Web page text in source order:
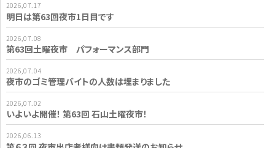
2026,07.17
明日は第63回夜市1日目です
2026,07.08
第63回土曜夜市 パフォーマンス部門
2026,07.04
夜市のゴミ管理バイトの人数は埋まりました
2026,07.02
いよいよ開催！ 第63回 石山土曜夜市！
2026,06.13